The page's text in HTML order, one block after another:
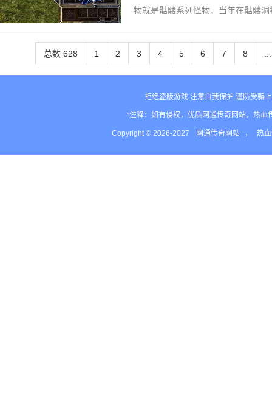
物就是骷髅系列怪物，当年在骷髅
手玩家还是能
总数 628
1 2 3 4 5 6 7 8
拒绝盗版游戏 注意自我保护 谨防受骗
*注释：如有侵权，优质网通传奇网站，热
Copyright © 2026-2027 网通传奇网站 ， 热